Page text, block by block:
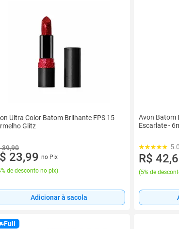
Ultra Color Batom Brilhante FPS 15
Glitz
39,90
23,99 no Pix
de desconto no pix)
Adicionar à sacola
Avon Batom
Escarlate -
R$
(5% de
Full